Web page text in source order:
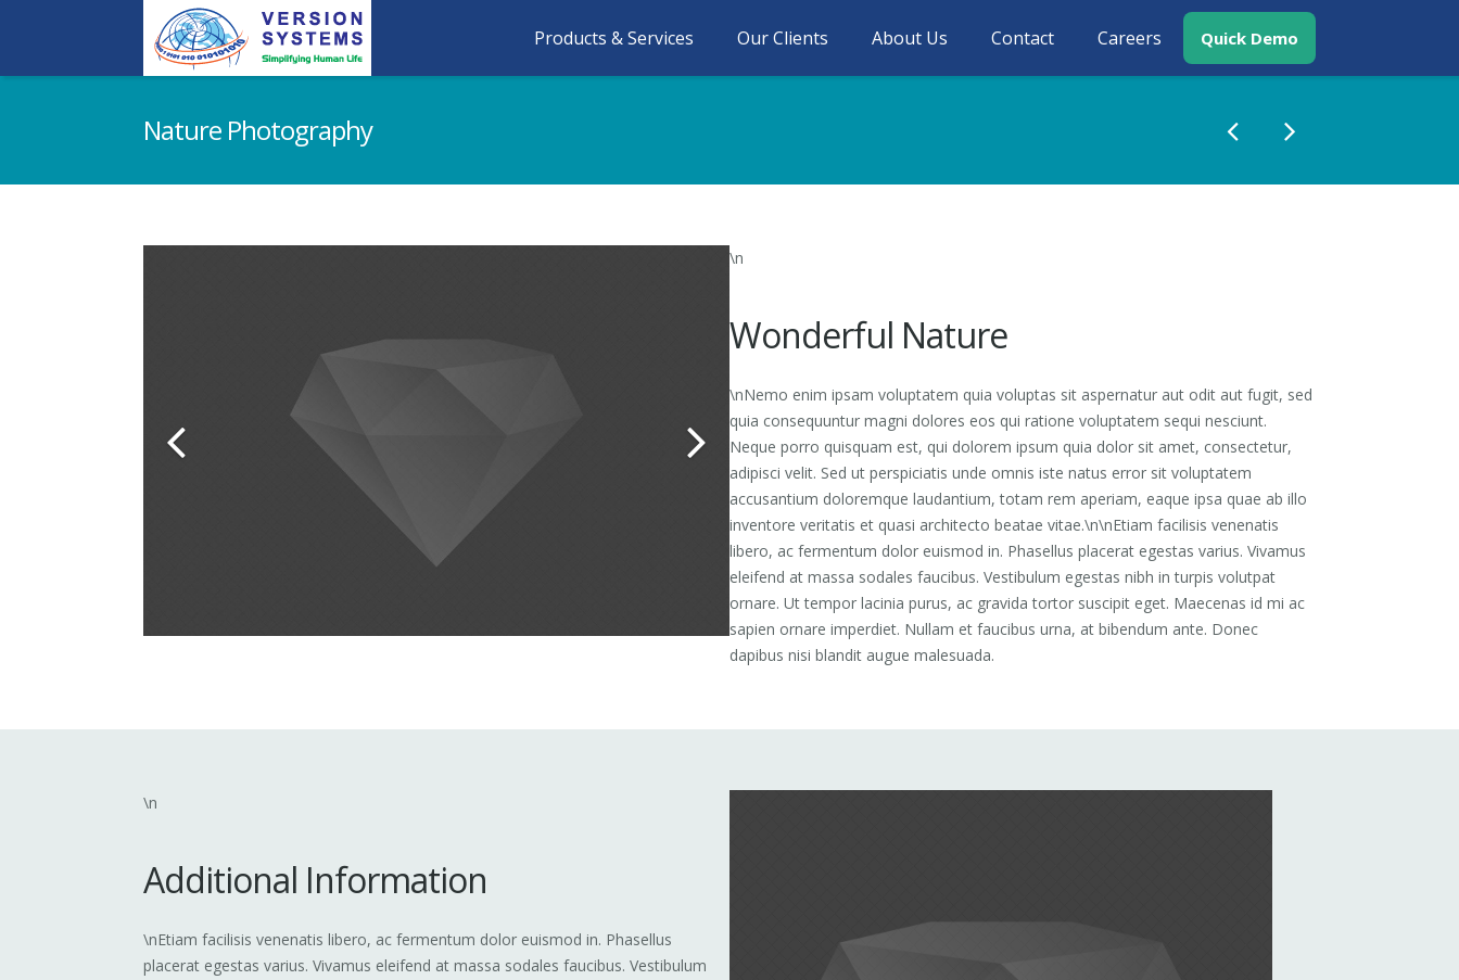
Products & Services Our Clients About Us Contact Careers Quick Demo
Nature Photography
\n
Wonderful Nature
\nNemo enim ipsam voluptatem quia voluptas sit aspernatur aut odit aut fugit, sed
quia consequuntur magni dolores eos qui ratione voluptatem sequi nesciunt.
Neque porro quisquam est, qui dolorem ipsum quia dolor sit amet, consectetur,
adipisci velit. Sed ut perspiciatis unde omnis iste natus error sit voluptatem
accusantium doloremque laudantium, totam rem aperiam, eaque ipsa quae ab illo
inventore veritatis et quasi architecto beatae vitae.\n\nEtiam facilisis venenatis
libero, ac fermentum dolor euismod in. Phasellus placerat egestas varius. Vivamus
eleifend at massa sodales faucibus. Vestibulum egestas nibh in turpis volutpat
ornare. Ut tempor lacinia purus, ac gravida tortor suscipit eget. Maecenas id mi ac
sapien ornare imperdiet. Nullam et faucibus urna, at bibendum ante. Donec
dapibus nisi blandit augue malesuada.
\n
Additional Information
\nEtiam facilisis venenatis libero, ac fermentum dolor euismod in. Phasellus
placerat egestas varius. Vivamus eleifend at massa sodales faucibus. Vestibulum